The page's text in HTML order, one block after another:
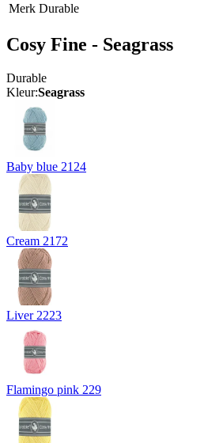
Merk Durable
Cosy Fine - Seagrass
Durable
Kleur:Seagrass
Baby blue 2124
Cream 2172
Liver 2223
Flamingo pink 229